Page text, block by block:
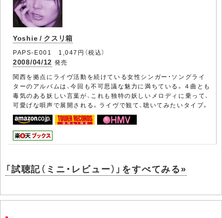
Yoshie / クスリ箱
PAPS-E001 1,047円（税込）
2008/04/12 発売
関西を拠点にライヴ活動を続けている女性シンガー・ソングライ
ターのアルバムは、今回も不可思議な魅力に満ちている。４曲とも
毒気のある妖しい言葉が、これも独特の妖しいメロディに乗って、
可愛げな唄声で展開される。ライヴで観て、聴いてみたいタイプ。
「試聴記（ミニ・レビュー）」をすべてみる»